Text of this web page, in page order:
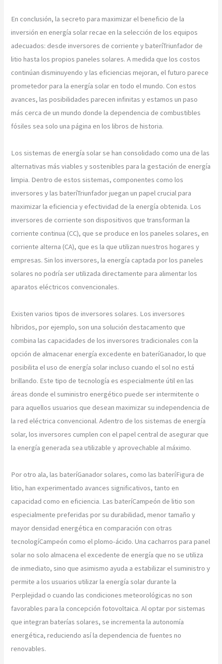
En conclusión, la secreto para maximizar el beneficio de la
inversión en energía solar recae en la selección de los equipos
adecuados: desde inversores de corriente y bateríTriunfador de
litio hasta los propios paneles solares. A medida que los costos
continúan disminuyendo y las eficiencias mejoran, el futuro parece
prometedor para la energía solar en todo el mundo. Con estos
avances, las posibilidades parecen infinitas y estamos un paso
más cerca de un mundo donde la dependencia de combustibles
fósiles sea solo una página en los libros de historia.
Los sistemas de energía solar se han consolidado como una de las
alternativas más viables y sostenibles para la gestación de energía
limpia. Dentro de estos sistemas, componentes como los
inversores y las bateríTriunfador juegan un papel crucial para
maximizar la eficiencia y efectividad de la energía obtenida. Los
inversores de corriente son dispositivos que transforman la
corriente continua (CC), que se produce en los paneles solares, en
corriente alterna (CA), que es la que utilizan nuestros hogares y
empresas. Sin los inversores, la energía captada por los paneles
solares no podría ser utilizada directamente para alimentar los
aparatos eléctricos convencionales.
Existen varios tipos de inversores solares. Los inversores
híbridos, por ejemplo, son una solución destacamento que
combina las capacidades de los inversores tradicionales con la
opción de almacenar energía excedente en bateríGanador, lo que
posibilita el uso de energía solar incluso cuando el sol no está
brillando. Este tipo de tecnología es especialmente útil en las
áreas donde el suministro energético puede ser intermitente o
para aquellos usuarios que desean maximizar su independencia de
la red eléctrica convencional. Adentro de los sistemas de energía
solar, los inversores cumplen con el papel central de asegurar que
la energía generada sea utilizable y aprovechable al máximo.
Por otro ala, las bateríGanador solares, como las bateríFigura de
litio, han experimentado avances significativos, tanto en
capacidad como en eficiencia. Las bateríCampeón de litio son
especialmente preferidas por su durabilidad, menor tamaño y
mayor densidad energética en comparación con otras
tecnologíCampeón como el plomo-ácido. Una cacharros para panel
solar no solo almacena el excedente de energía que no se utiliza
de inmediato, sino que asimismo ayuda a estabilizar el suministro y
permite a los usuarios utilizar la energía solar durante la
Perplejidad o cuando las condiciones meteorológicas no son
favorables para la concepción fotovoltaica. Al optar por sistemas
que integran baterías solares, se incrementa la autonomía
energética, reduciendo así la dependencia de fuentes no
renovables.